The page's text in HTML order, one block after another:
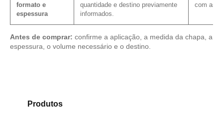
formato e
espessura
quantidade e destino previamente
informados.
com as
Antes de comprar: confirme a aplicação, a medida da chapa, a
espessura, o volume necessário e o destino.
Produtos